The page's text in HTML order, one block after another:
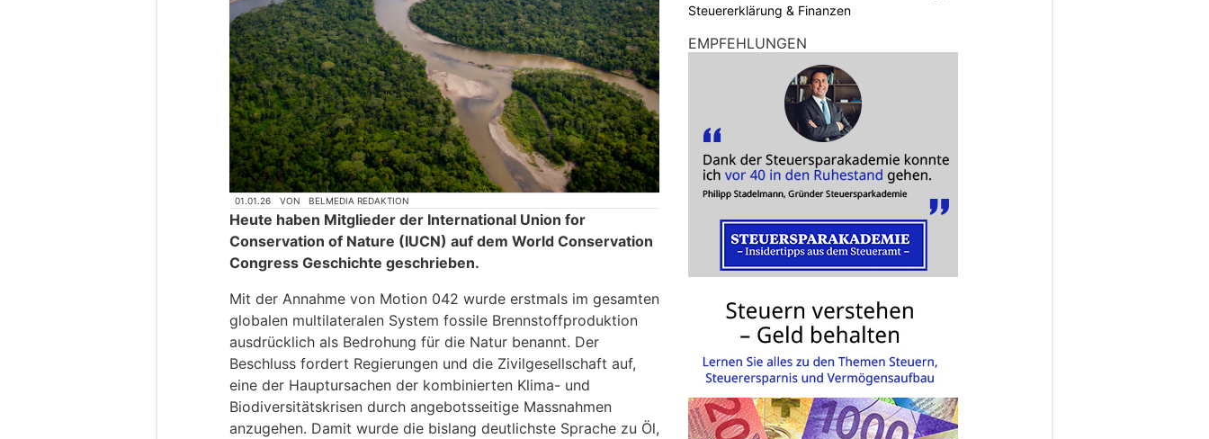
01.01.26 VON BELMEDIA REDAKTION
Heute haben Mitglieder der International Union for
Conservation of Nature (IUCN) auf dem World Conservation
Congress Geschichte geschrieben.
Mit der Annahme von Motion 042 wurde erstmals im gesamten
globalen multilateralen System fossile Brennstoffproduktion
ausdrücklich als Bedrohung für die Natur benannt. Der
Beschluss fordert Regierungen und die Zivilgesellschaft auf,
eine der Hauptursachen der kombinierten Klima- und
Biodiversitätskrisen durch angebotsseitige Massnahmen
anzugehen. Damit wurde die bislang deutlichste Sprache zu Öl,
Steuererklärung & Finanzen
EMPFEHLUNGEN